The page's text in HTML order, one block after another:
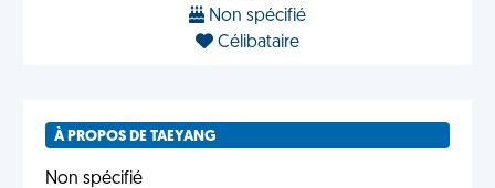
Non spécifié
Célibataire
À PROPOS DE TAEYANG
Non spécifié